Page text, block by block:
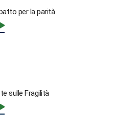
per la parità
sulle Fragilità